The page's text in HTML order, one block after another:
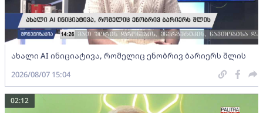
ახალი AI ინიციატივა, რომელიც ენობრივ ბარიერს შლის
2026/08/07 15:04
02:12